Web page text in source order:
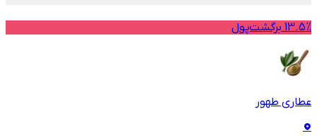
13.5% برگشت‌پول
عطاری طهور